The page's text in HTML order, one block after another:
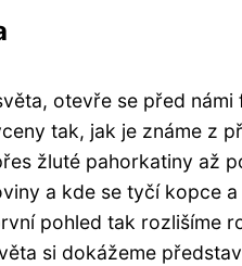
otevře se před
tak, jak je známe z
žluté pahorkatiny až
a kde se tyčí kopce
pohled tak rozlišíme
si dokážeme